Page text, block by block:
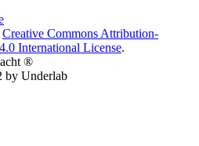
Creative Commons Attribution-
International License.
®
by Underlab